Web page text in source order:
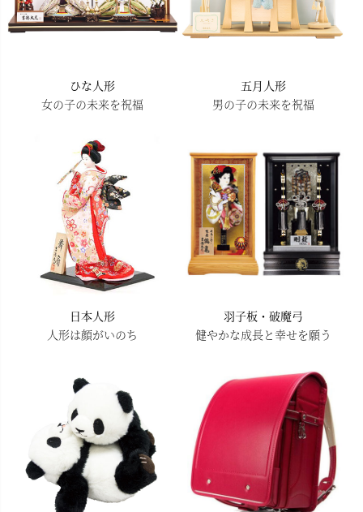
ひな人形
女の子の未来を祝福
五月人形
男の子の未来を祝福
日本人形
人形は顔がいのち
羽子板・破魔弓
健やかな成長と幸せを願う